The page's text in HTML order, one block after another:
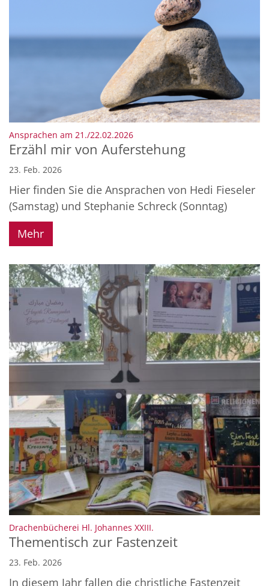
Ansprachen am 21./22.02.2026:
Erzähl mir von Auferstehung
23. Feb. 2026
Hier finden Sie die Ansprachen von Hedi Fieseler
(Samstag) und Stephanie Schreck (Sonntag)
Mehr
Drachenbücherei Hl. Johannes XXIII.
Thementisch zur Fastenzeit
23. Feb. 2026
In diesem Jahr fallen die christliche Fastenzeit